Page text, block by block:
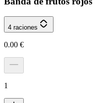
4 raciones
0.00 €
1